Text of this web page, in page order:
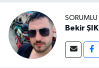
SORUMLU
Bekir